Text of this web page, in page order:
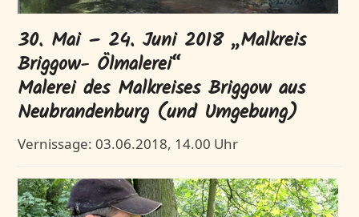
30. Mai – 24. Juni 2018 „Malkreis
Briggow- Ölmalerei“
Malerei des Malkreises Briggow aus
Neubrandenburg (und Umgebung)
Vernissage: 03.06.2018, 14.00 Uhr